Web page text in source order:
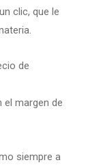
clic, que le
de
el margen de
siempre a